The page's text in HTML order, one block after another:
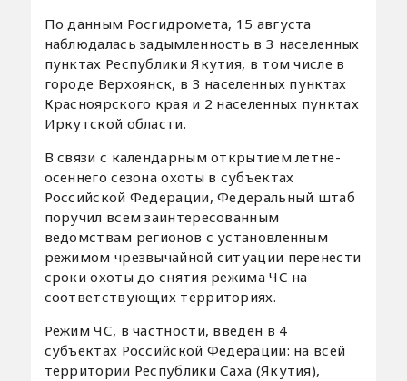
По данным Росгидромета, 15 августа
наблюдалась задымленность в 3 населенных
пунктах Республики Якутия, в том числе в
городе Верхоянск, в 3 населенных пунктах
Красноярского края и 2 населенных пунктах
Иркутской области.
В связи с календарным открытием летне-
осеннего сезона охоты в субъектах
Российской Федерации, Федеральный штаб
поручил всем заинтересованным
ведомствам регионов с установленным
режимом чрезвычайной ситуации перенести
сроки охоты до снятия режима ЧС на
соответствующих территориях.
Режим ЧС, в частности, введен в 4
субъектах Российской Федерации: на всей
территории Республики Саха (Якутия),